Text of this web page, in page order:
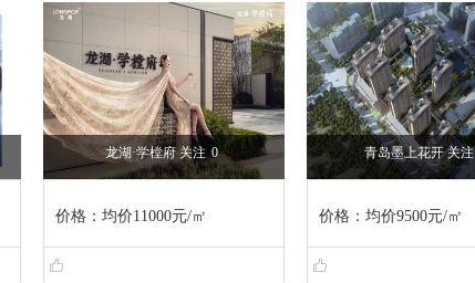
龙湖·学樘府 关注 0
价格：均价11000元/㎡
青岛墨上花开 关注
价格：均价9500元/㎡